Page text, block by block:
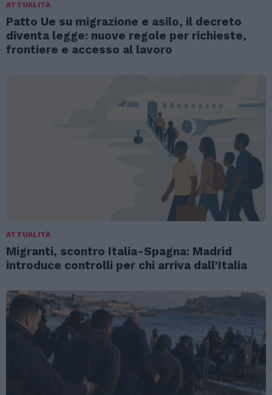
ATTUALITÀ
Patto Ue su migrazione e asilo, il decreto
diventa legge: nuove regole per richieste,
frontiere e accesso al lavoro
ATTUALITÀ
Migranti, scontro Italia-Spagna: Madrid
introduce controlli per chi arriva dall’Italia